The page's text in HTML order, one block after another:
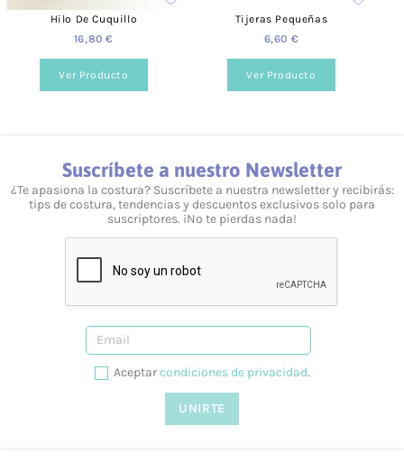
dudas tanto vía telefónica
nuestroformulario de contacto.
Hilo De Cuquillo
16,80 €
Ver Producto
Tijeras Pequeñas
6,60 €
Ver Producto
Suscríbete a nuestro Newsletter
¿Te apasiona la costura? Suscríbete a nuestra newsletter y recibirás:
tips de costura, tendencias y descuentos exclusivos solo para
suscriptores. ¡No te pierdas nada!
Aceptarcondiciones de privacidad.